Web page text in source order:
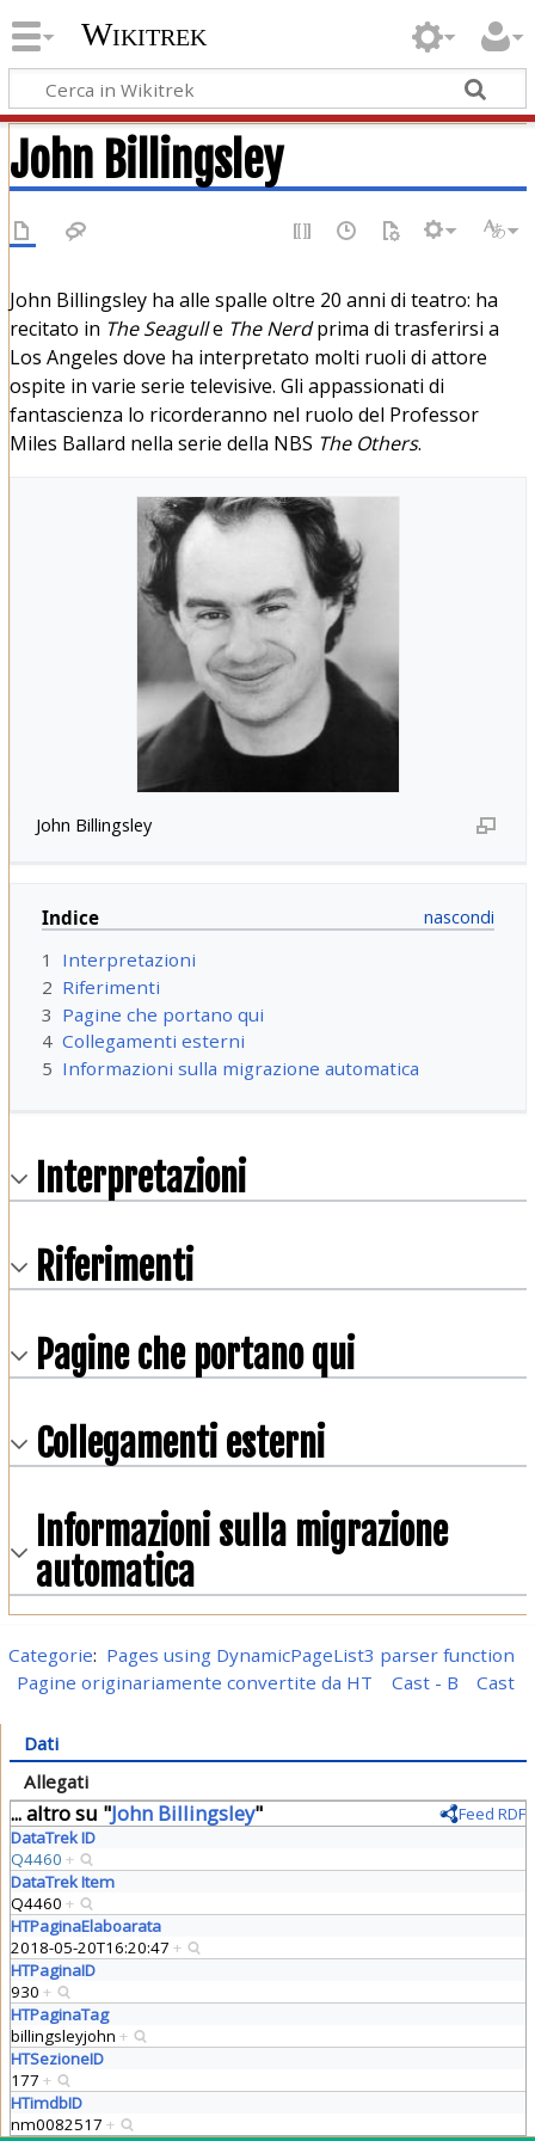
Wikitrek
John Billingsley
John Billingsley ha alle spalle oltre 20 anni di teatro: ha
recitato in The Seagulle The Nerdprima di trasferirsi a
Los Angeles dove ha interpretato molti ruoli di attore
ospite in varie serie televisive. Gli appassionati di
fantascienza lo ricorderanno nel ruolo del Professor
Miles Ballard nella serie della NBS The Others.
John Billingsley
Indice
1
Interpretazioni
2 Riferimenti
3 Pagine che portano qui
4 Collegamenti esterni
5 Informazioni sulla migrazione automatica
Interpretazioni
Riferimenti
Pagine che portano qui
Collegamenti esterni
Informazioni sulla migrazione
automatica
Categorie: Pages using DynamicPageList3 parser function
Pagine originariamente convertite da HT
Cast - B Cast
Dati
Allegati
... altro su "John Billingsley"
Feed RDF
DataTrek ID
Q4460 +
DataTrek Item
Q4460 +
HTPaginaElaboarata
2018-05-20T16:20:47 +
HTPaginaID
930 +
HTPaginaTag
billingsleyjohn +
HTSezioneID
177 +
HTimdbID
nm0082517 +